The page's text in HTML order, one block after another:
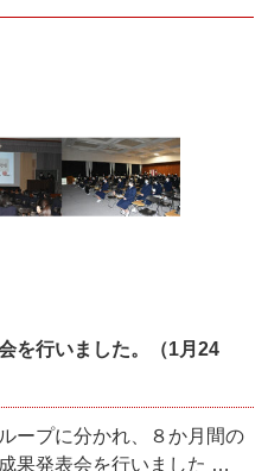
を行いました。（1月24
ープに分かれ、８か月間の
果発表会を行いました …